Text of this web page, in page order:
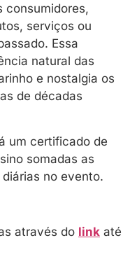
consumidores,
serviços ou
Essa
natural das
e nostalgia os
de décadas
um certificado de
somadas as
no evento.
através do link até